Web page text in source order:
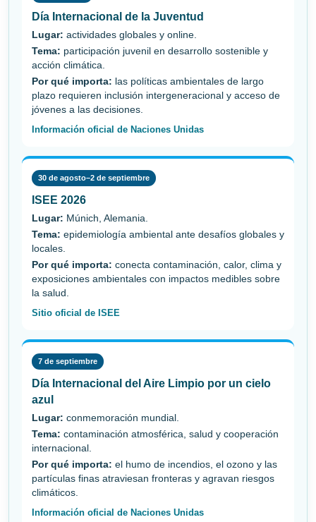
Día Internacional de la Juventud
Lugar: actividades globales y online.
Tema: participación juvenil en desarrollo sostenible y
acción climática.
Por qué importa: las políticas ambientales de largo
plazo requieren inclusión intergeneracional y acceso de
jóvenes a las decisiones.
Información oficial de Naciones Unidas
30 de agosto–2 de septiembre
ISEE 2026
Lugar: Múnich, Alemania.
Tema: epidemiología ambiental ante desafíos globales y
locales.
Por qué importa: conecta contaminación, calor, clima y
exposiciones ambientales con impactos medibles sobre
la salud.
Sitio oficial de ISEE
7 de septiembre
Día Internacional del Aire Limpio por un cielo
azul
Lugar: conmemoración mundial.
Tema: contaminación atmosférica, salud y cooperación
internacional.
Por qué importa: el humo de incendios, el ozono y las
partículas finas atraviesan fronteras y agravan riesgos
climáticos.
Información oficial de Naciones Unidas